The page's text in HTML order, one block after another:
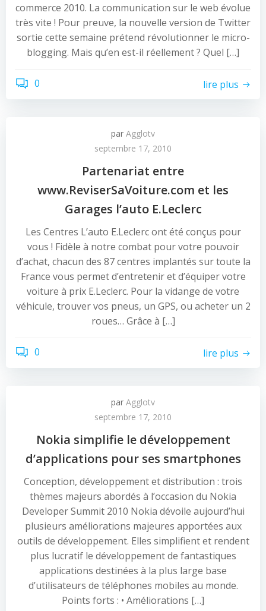
commerce 2010. La communication sur le web évolue
très vite ! Pour preuve, la nouvelle version de Twitter
sortie cette semaine prétend révolutionner le micro-
blogging. Mais qu’en est-il réellement ? Quel […]
0 lire plus
par Agglotv
septembre 17, 2010
Partenariat entre
www.ReviserSaVoiture.com et les
Garages l’auto E.Leclerc
Les Centres L’auto E.Leclerc ont été conçus pour
vous ! Fidèle à notre combat pour votre pouvoir
d’achat, chacun des 87 centres implantés sur toute la
France vous permet d’entretenir et d’équiper votre
voiture à prix E.Leclerc. Pour la vidange de votre
véhicule, trouver vos pneus, un GPS, ou acheter un 2
roues… Grâce à […]
0 lire plus
par Agglotv
septembre 17, 2010
Nokia simplifie le développement
d’applications pour ses smartphones
Conception, développement et distribution : trois
thèmes majeurs abordés à l’occasion du Nokia
Developer Summit 2010 Nokia dévoile aujourd’hui
plusieurs améliorations majeures apportées aux
outils de développement. Elles simplifient et rendent
plus lucratif le développement de fantastiques
applications destinées à la plus large base
d’utilisateurs de téléphones mobiles au monde.
Points forts : • Améliorations […]